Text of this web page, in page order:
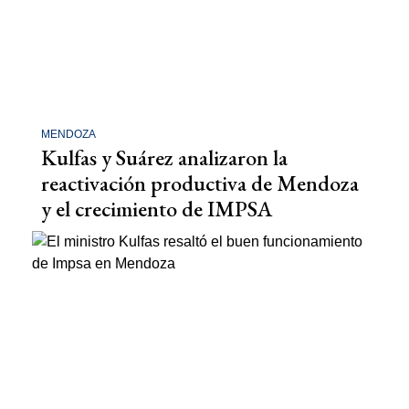
MENDOZA
Kulfas y Suárez analizaron la
reactivación productiva de Mendoza
y el crecimiento de IMPSA